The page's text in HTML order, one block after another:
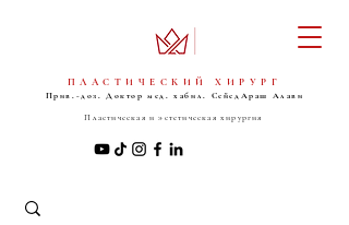
ПЛАСТИЧЕСКИЙ ХИРУРГ
Прив.-доз. Доктор мед. хабил. Сейед Араш Алави
Пластическая и эстетическая хирургия